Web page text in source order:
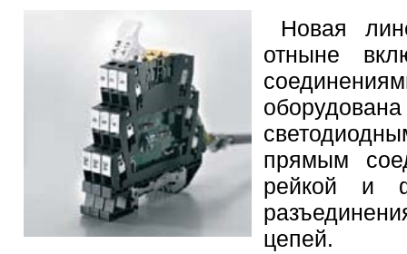
Новая
отныне
прямым
рейкой и
цепей.